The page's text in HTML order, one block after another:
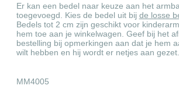
Er kan een bedel naar keuze aan het
toegevoegd. Kies de bedel uit bij de losse
Bedels tot 2 cm zijn geschikt voor
hem toe aan je winkelwagen. Geef bij het
bestelling bij opmerkingen aan dat je hem
wilt hebben en hij wordt er netjes aan gezet.
MM4005